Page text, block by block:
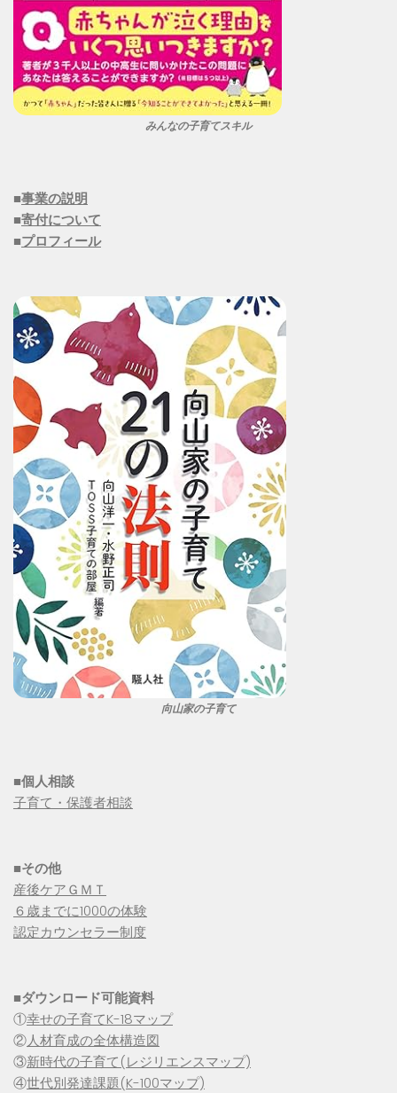
みんなの子育てスキル
■事業の説明
■寄付について
■プロフィール
向山家の子育て
■個人相談
子育て・保護者相談
■その他
産後ケアＧＭＴ
６歳までに1000の体験
認定カウンセラー制度
■ダウンロード可能資料
①幸せの子育てK-18マップ
②人材育成の全体構造図
③新時代の子育て(レジリエンスマップ)
④世代別発達課題(K-100マップ)